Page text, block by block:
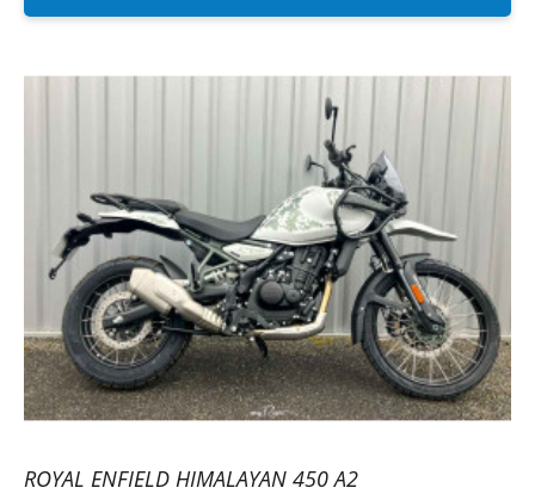
ROYAL ENFIELD HIMALAYAN 450 A2